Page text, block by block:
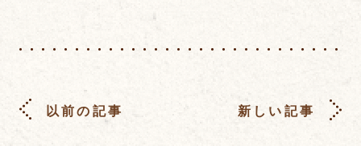
以前の記事 新しい記事